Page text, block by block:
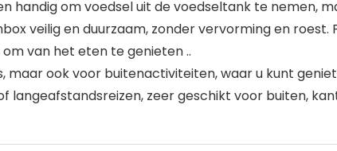
handig om voedsel uit de voedseltank te nemen,
veilig en duurzaam, zonder vervorming en
van het eten te genieten ..
ook voor buitenactiviteiten, waar u kunt
langeafstandsreizen, zeer geschikt voor buiten,